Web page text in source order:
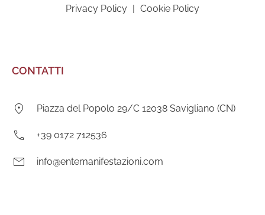
Privacy Policy | Cookie Policy
CONTATTI
Indirizzo:
Piazza del Popolo 29/C 12038 Savigliano (CN)
Telefono:
+39 0172 712536
E-
info@entemanifestazioni.com